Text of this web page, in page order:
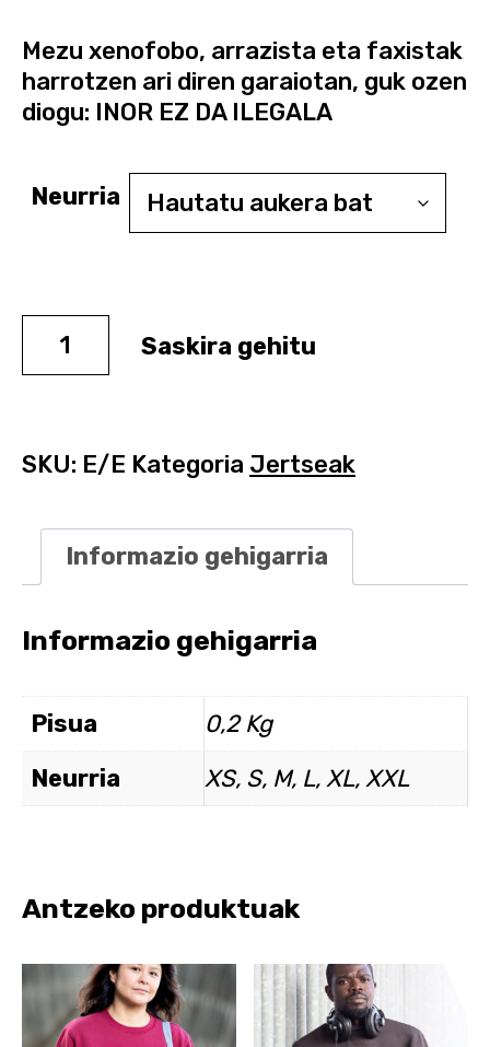
Mezu xenofobo, arrazista eta faxistak
harrotzen ari diren garaiotan, guk ozen
diogu: INOR EZ DA ILEGALA
Neurria
Saskira gehitu
SKU: E/E Kategoria Jertseak
Informazio gehigarria
Informazio gehigarria
Pisua
0,2 Kg
Neurria
XS, S, M, L, XL, XXL
Antzeko produktuak